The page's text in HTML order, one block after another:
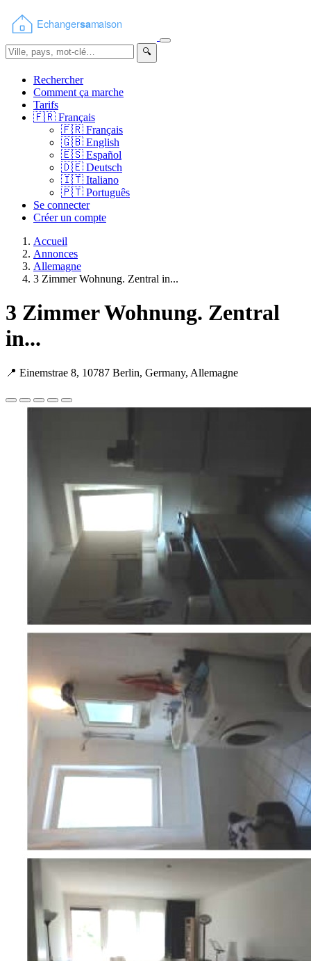
🔍
Rechercher
Comment ça marche
Tarifs
🇫🇷 Français
🇫🇷 Français
🇬🇧 English
🇪🇸 Español
🇩🇪 Deutsch
🇮🇹 Italiano
🇵🇹 Português
Se connecter
Créer un compte
Accueil
Annonces
Allemagne
3 Zimmer Wohnung. Zentral in...
3 Zimmer Wohnung. Zentral
in...
📍 Einemstrae 8, 10787 Berlin, Germany, Allemagne